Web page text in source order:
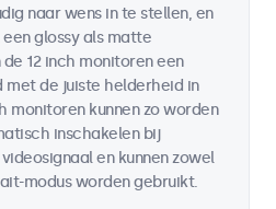
naar wens in te stellen, en
glossy als matte
12 inch monitoren een
de juiste helderheid in
monitoren kunnen zo worden
inschakelen bij
en kunnen zowel
modus worden gebruikt.